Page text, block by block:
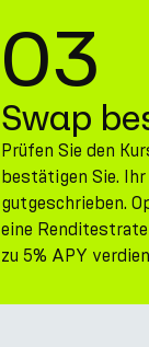
03
Swap
Prüfen Sie den
bestätigen Sie.
gutgeschrieben.
eine
zu 5% APY